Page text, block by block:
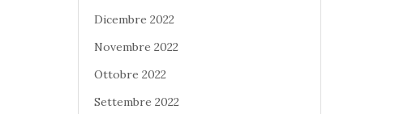
Dicembre 2022
Novembre 2022
Ottobre 2022
Settembre 2022